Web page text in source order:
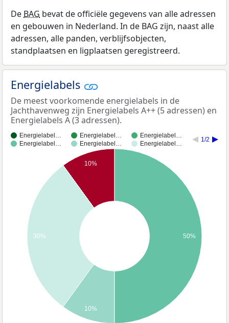
De BAG bevat de officiële gegevens van alle adressen
en gebouwen in Nederland. In de BAG zijn, naast alle
adressen, alle panden, verblijfsobjecten,
standplaatsen en ligplaatsen geregistreerd.
Energielabels
De meest voorkomende energielabels in de
Jachthavenweg zijn Energielabels A++ (5 adressen) en
Energielabels A (3 adressen).
Energielabel… Energielabel…
Energielabel…
Energielabel…
Energielabel… Energielabel…
1/2
10%
30%
10%
50%